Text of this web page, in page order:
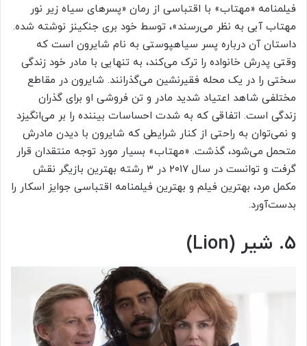
فیلمنامه «مهتاب» با اقتباسی از رمان «پسرهای سیاه زیر نور
مهتاب آبی به نظر می‌رسند»، توسط خود بری جنکینز نوشته شده.
داستان آن درباره پسر سیاهپوستی به نام شایرون است که
وقتی پدرش خانواده را ترک می‌کند، به تنهایی با مادر خود زندگی
سختی را در یک محله فقیرنشین می‌گذرانند. شایرون در مقاطع
مختلفی شاهد اعتیاد شدید مادر و تن فروشی او برای گذران
زندگی است. اتفاقی که به شدت احساسات بیننده را بر می‌انگیزد
و نمی‌توان به راحتی از کنار شرایطی که شایرون با دیدن مادرش
متحمل می‌شود، گذشت. «مهتاب» بسیار مورد توجه منتقدان قرار
گرفت و توانست در سال ۲۰۱۷ در ۳ رشته بهترین بازیگر نقش
مکمل مرد، بهترین فیلم و بهترین فیلمنامه اقتباسی جوایز اسکار را
بدست‌آورد.
۵. شیر (Lion)